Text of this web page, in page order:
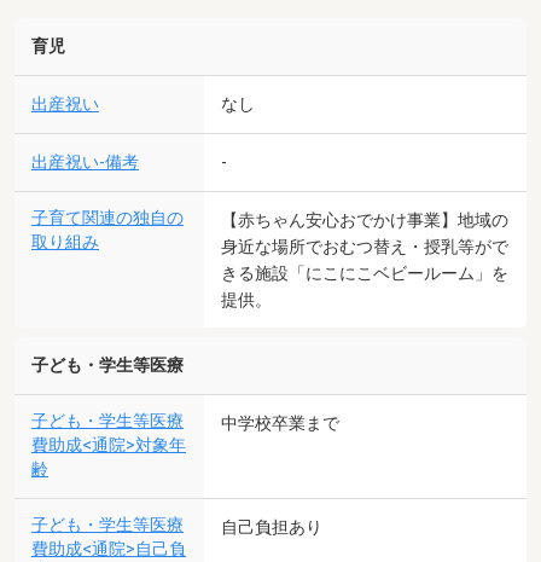
育児
出産祝い なし
出産祝い-備考 -
子育て関連の独自の
取り組み
【赤ちゃん安心おでかけ事業】地域の
身近な場所でおむつ替え・授乳等がで
きる施設「にこにこベビールーム」を
提供。
子ども・学生等医療
子ども・学生等医療
費助成<通院>対象年
齢
中学校卒業まで
子ども・学生等医療
費助成<通院>自己負
自己負担あり